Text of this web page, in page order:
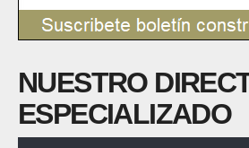
NUESTRO
ESPECIALIZADO